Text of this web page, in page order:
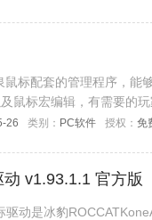
标配套的管理程序，能
鼠标宏编辑，有需要的
26 类别： PC软件 授权： 免
v1.93.1.1 官方版
驱动是冰豹